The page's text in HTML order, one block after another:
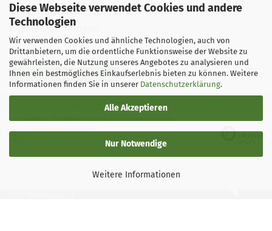
Diese Webseite verwendet Cookies und andere
Technologien
Wir verwenden Cookies und ähnliche Technologien, auch von
Drittanbietern, um die ordentliche Funktionsweise der Website zu
gewährleisten, die Nutzung unseres Angebotes zu analysieren und
Ihnen ein bestmögliches Einkaufserlebnis bieten zu können. Weitere
Informationen finden Sie in unserer Datenschutzerklärung.
Alle Akzeptieren
Nur Notwendige
Weitere Informationen
Wässern leicht gemacht
Pflanzen düngen
Vertrag widerrufen
Shopping Cart Software by Gambio.com © 2026
Ausgewählte Top-Bewertungen für hecken-direkt.de